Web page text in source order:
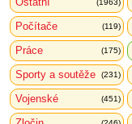
(1963)
Počítače (119)
Práce (175)
Sporty a soutěže (231)
Vojenské (451)